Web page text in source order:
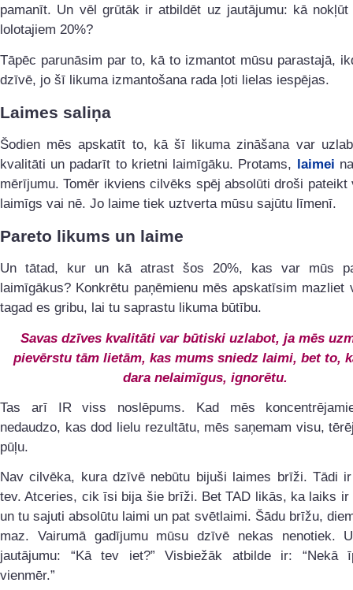
pamanīt. Un vēl grūtāk ir atbildēt uz jautājumu: kā
lolotajiem 20%?
Tāpēc parunāsim par to, kā to izmantot mūsu parastajā,
dzīvē, jo šī likuma izmantošana rada ļoti lielas iespējas.
Laimes saliņa
Šodien mēs apskatīt to, kā šī likuma zināšana var
kvalitāti un padarīt to krietni laimīgāku. Protams, laimei
mērījumu. Tomēr ikviens cilvēks spēj absolūti droši
laimīgs vai nē. Jo laime tiek uztverta mūsu sajūtu līmenī.
Pareto likums un laime
Un tātad, kur un kā atrast šos 20%, kas var mūs
laimīgākus? Konkrētu paņēmienu mēs apskatīsim mazliet
tagad es gribu, lai tu saprastu likuma būtību.
Savas dzīves kvalitāti var būtiski uzlabot, ja mēs
pievērstu tām lietām, kas mums sniedz laimi, bet to,
dara nelaimīgus, ignorētu.
Tas arī IR viss noslēpums. Kad mēs
nedaudzo, kas dod lielu rezultātu, mēs saņemam visu,
pūļu.
Nav cilvēka, kura dzīvē nebūtu bijuši laimes brīži. Tādi
tev. Atceries, cik īsi bija šie brīži. Bet TAD likās, ka laiks ir
un tu sajuti absolūtu laimi un pat svētlaimi. Šādu brīžu,
maz. Vairumā gadījumu mūsu dzīvē nekas nenotiek.
jautājumu: “Kā tev iet?” Visbiežāk atbilde ir: “Nekā
vienmēr.”